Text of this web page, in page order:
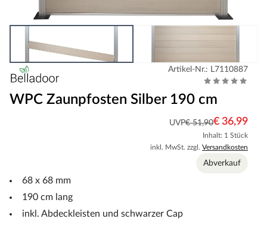
Artikel-Nr.: L7110887
WPC Zaunpfosten Silber 190 cm
UVP€ 51,90€ 36,99
Inhalt: 1 Stück
inkl. MwSt. zzgl. Versandkosten
Abverkauf
68 x 68 mm
190 cm lang
inkl. Abdeckleisten und schwarzer Cap